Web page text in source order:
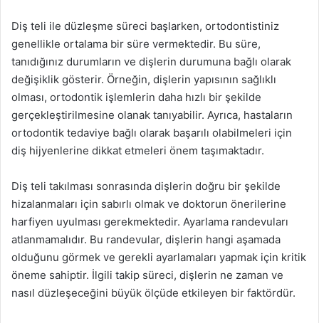
Diş teli ile düzleşme süreci başlarken, ortodontistiniz
genellikle ortalama bir süre vermektedir. Bu süre,
tanıdığınız durumların ve dişlerin durumuna bağlı olarak
değişiklik gösterir. Örneğin, dişlerin yapısının sağlıklı
olması, ortodontik işlemlerin daha hızlı bir şekilde
gerçekleştirilmesine olanak tanıyabilir. Ayrıca, hastaların
ortodontik tedaviye bağlı olarak başarılı olabilmeleri için
diş hijyenlerine dikkat etmeleri önem taşımaktadır.
Diş teli takılması sonrasında dişlerin doğru bir şekilde
hizalanmaları için sabırlı olmak ve doktorun önerilerine
harfiyen uyulması gerekmektedir. Ayarlama randevuları
atlanmamalıdır. Bu randevular, dişlerin hangi aşamada
olduğunu görmek ve gerekli ayarlamaları yapmak için kritik
öneme sahiptir. İlgili takip süreci, dişlerin ne zaman ve
nasıl düzleşeceğini büyük ölçüde etkileyen bir faktördür.